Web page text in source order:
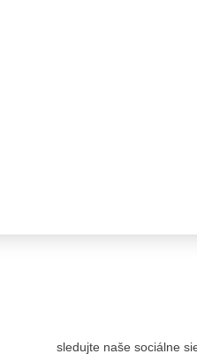
sledujte naše sociálne